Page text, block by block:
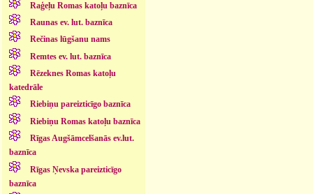
Raģeļu Romas katoļu baznīca
Raunas ev. lut. baznīca
Rečinas lūgšanu nams
Remtes ev. lut. baznīca
Rēzeknes Romas katoļu
katedrāle
Riebiņu pareizticīgo baznīca
Riebiņu Romas katoļu baznīca
Rīgas Augšāmcelšanās ev.lut.
baznīca
Rīgas Ņevska pareizticīgo
baznīca